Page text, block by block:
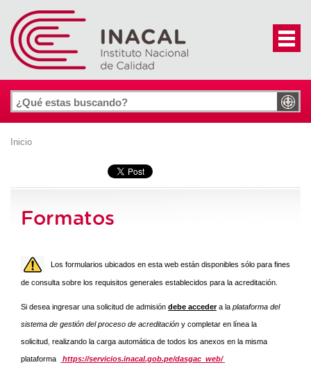
Inicio
Formatos
Los formularios ubicados en esta web están disponibles sólo para fines
de consulta sobre los requisitos generales establecidos para la acreditación.
Si desea ingresar una solicitud de admisión debe accedera la plataforma del
sistema de gestión del proceso de acreditación y completar en línea la
solicitud realizando la carga automática de todos los anexos en la misma
plataforma https://servicios.inacal.gob.pe/dasgac_web/